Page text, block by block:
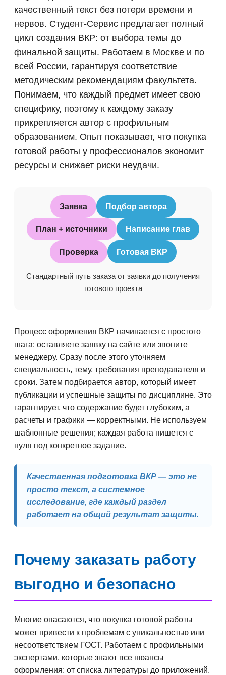
качественный текст без потери времени и
нервов. Студент-Сервис предлагает полный
цикл создания ВКР: от выбора темы до
финальной защиты. Работаем в Москве и по
всей России, гарантируя соответствие
методическим рекомендациям факультета.
Понимаем, что каждый предмет имеет свою
специфику, поэтому к каждому заказу
прикрепляется автор с профильным
образованием. Опыт показывает, что покупка
готовой работы у профессионалов экономит
ресурсы и снижает риски неудачи.
Заявка Подбор автора
План + источники Написание глав
Проверка Готовая ВКР
Стандартный путь заказа от заявки до получения
готового проекта
Процесс оформления ВКР начинается с простого
шага: оставляете заявку на сайте или звоните
менеджеру. Сразу после этого уточняем
специальность, тему, требования преподавателя и
сроки. Затем подбирается автор, который имеет
публикации и успешные защиты по дисциплине. Это
гарантирует, что содержание будет глубоким, а
расчеты и графики — корректными. Не используем
шаблонные решения; каждая работа пишется с
нуля под конкретное задание.
Качественная подготовка ВКР — это не
просто текст, а системное
исследование, где каждый раздел
работает на общий результат защиты.
Почему заказать работу
выгодно и безопасно
Многие опасаются, что покупка готовой работы
может привести к проблемам с уникальностью или
несоответствием ГОСТ. Работаем с профильными
экспертами, которые знают все нюансы
оформления: от списка литературы до приложений.